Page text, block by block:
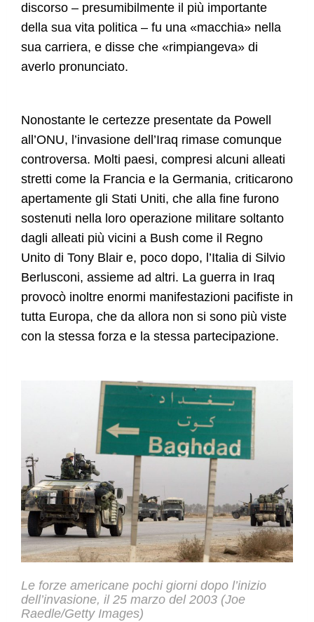
discorso – presumibilmente il più importante
della sua vita politica – fu una «macchia» nella
sua carriera, e disse che «rimpiangeva» di
averlo pronunciato.
Nonostante le certezze presentate da Powell
all’ONU, l’invasione dell’Iraq rimase comunque
controversa. Molti paesi, compresi alcuni alleati
stretti come la Francia e la Germania, criticarono
apertamente gli Stati Uniti, che alla fine furono
sostenuti nella loro operazione militare soltanto
dagli alleati più vicini a Bush come il Regno
Unito di Tony Blair e, poco dopo, l’Italia di Silvio
Berlusconi, assieme ad altri. La guerra in Iraq
provocò inoltre enormi manifestazioni pacifiste in
tutta Europa, che da allora non si sono più viste
con la stessa forza e la stessa partecipazione.
Le forze americane pochi giorni dopo l’inizio
dell’invasione, il 25 marzo del 2003 (Joe
Raedle/Getty Images)